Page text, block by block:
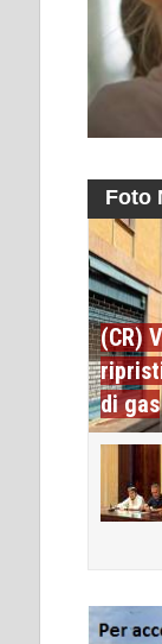
Foto
(CR)
di gas